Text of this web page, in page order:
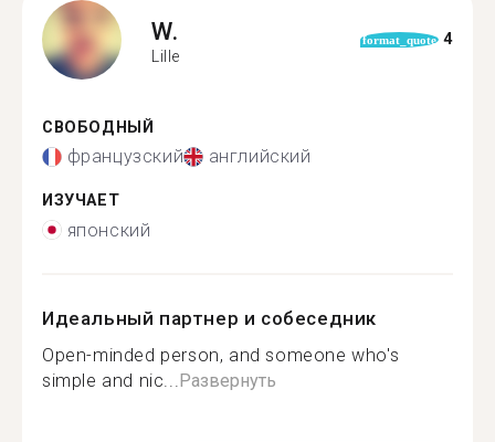
W.
Lille
format_quote 4
СВОБОДНЫЙ
французский английский
ИЗУЧАЕТ
японский
Идеальный партнер и собеседник
Open-minded person, and someone who's
simple and nic... Развернуть